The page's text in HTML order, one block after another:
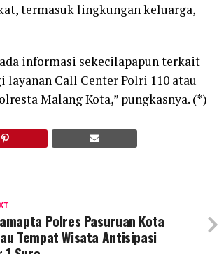
termasuk lingkungan keluarga,
informasi sekecilapapun terkait
layanan Call Center Polri 110 atau
Malang Kota,” pungkasnya. (*)
Polres Pasuruan Kota
Tempat Wisata Antisipasi